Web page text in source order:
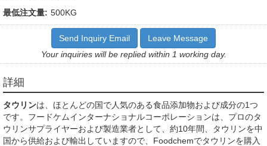
最低注文量: 500KG
Send Inquiry Email
Leave Message
Your inquiries will be replied within 1 working day.
詳細
タウリンは、ほとんどの国で人気のある食品添加物および成分の1つ
です。フードケムインターナショナルコーポレーションは、プロのタ
ウリンサプライヤーおよび製造業者として、約10年間、タウリンを中
国から供給および輸出していますので、Foodchemでタウリンを購入